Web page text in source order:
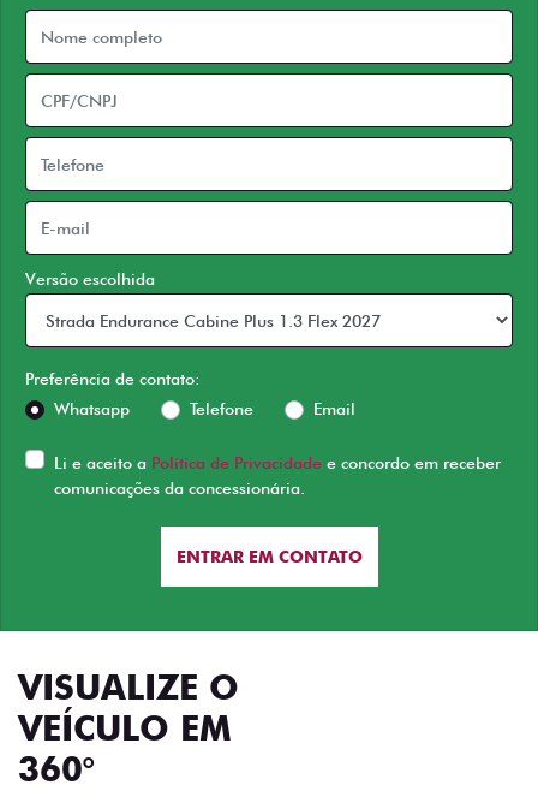
Versão escolhida
Preferência de contato:
Whatsapp
Telefone Email
Li e aceito a Política de Privacidade e concordo em receber
comunicações da concessionária.
ENTRAR EM CONTATO
VISUALIZE O
VEÍCULO EM
360°